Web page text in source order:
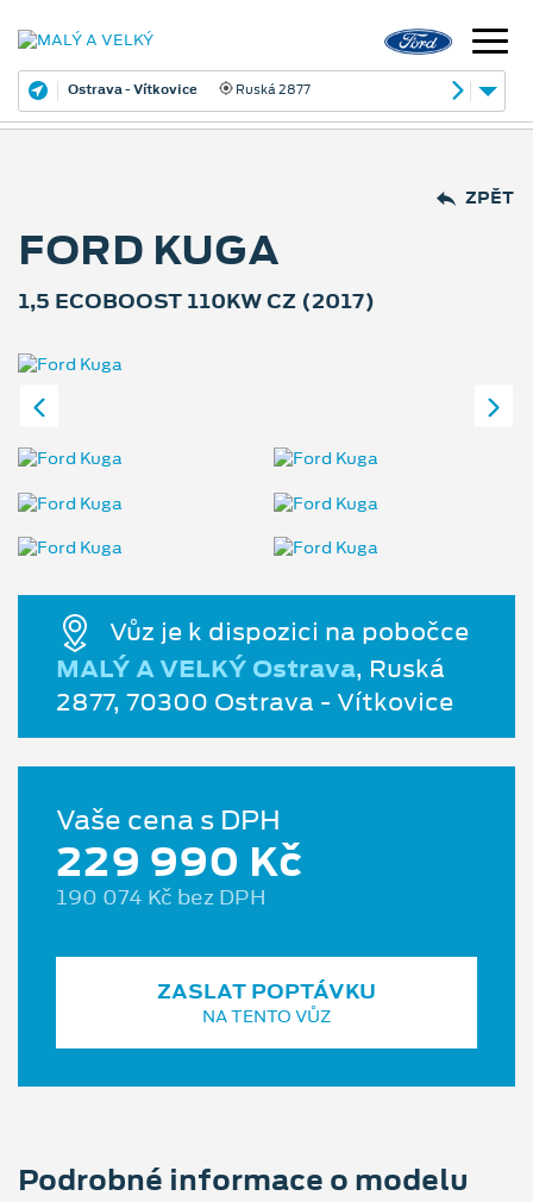
Ostrava - Vítkovice Ruská 2877
ZPĚT
FORD KUGA
1,5 ECOBOOST 110KW CZ (2017)
Vůz je k dispozici na pobočce
MALÝ A VELKÝ Ostrava, Ruská
2877, 70300 Ostrava - Vítkovice
Vaše cena s DPH
229 990 Kč
190 074 Kč bez DPH
ZASLAT POPTÁVKU
NA TENTO VŮZ
Podrobné informace o modelu